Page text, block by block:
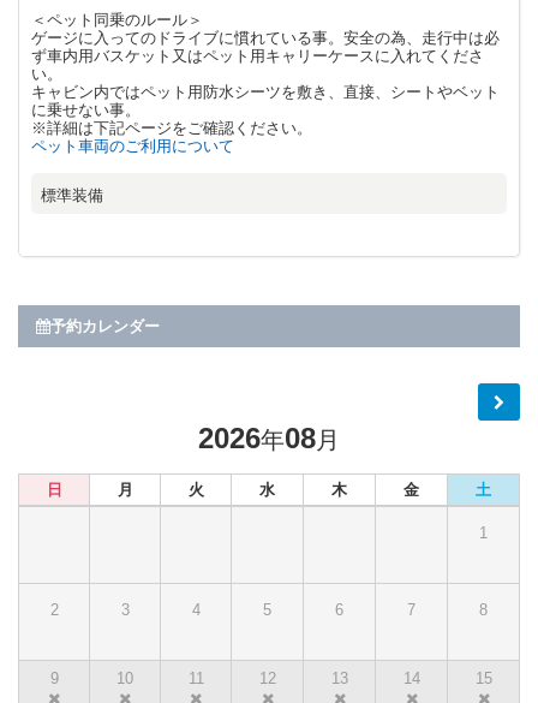
＜ペット同乗のルール＞
ゲージに入ってのドライブに慣れている事。安全の為、走行中は必
ず車内用バスケット又はペット用キャリーケースに入れてくださ
い。
キャビン内ではペット用防水シーツを敷き、直接、シートやベット
に乗せない事。
※詳細は下記ページをご確認ください。
ペット車両のご利用について
標準装備
予約カレンダー
2026年08月
日 月 火 水 木 金 土
1
2 3 4 5 6 7 8
9 10 11 12 13 14 15